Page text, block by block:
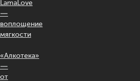
LamaLove
—
воплощение
мягкости
«Алкотека»
—
от